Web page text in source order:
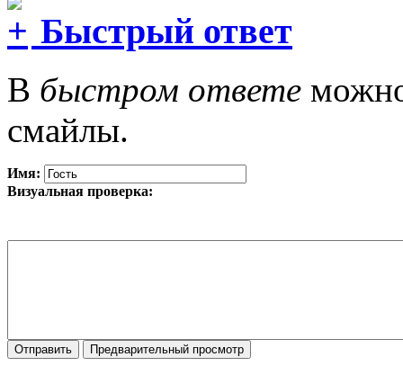
Быстрый ответ
В быстром ответе
смайлы.
Имя:
Визуальная проверка: